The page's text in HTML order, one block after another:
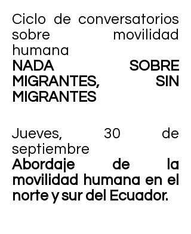
Ciclo de conversatorios
sobre movilidad
humana
NADA SOBRE
MIGRANTES, SIN
MIGRANTES
Jueves, 30 de
septiembre
Abordaje de la
movilidad humana en el
norte y sur del Ecuador.